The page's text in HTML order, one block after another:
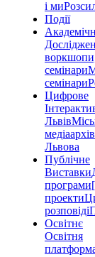
і ми
Події
семінари
семінари
Цифрове
Львів
медіаархів
Львова
Публічне
Виставки
програми
проекти
розповіді
Освітнє
Освітня